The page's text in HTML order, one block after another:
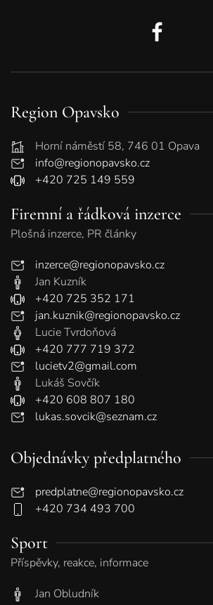
Region Opavsko
Horní náměstí 58, 746 01 Opava
info@regionopavsko.cz
+420 725 149 559
Firemní a řádková inzerce
Plošná inzerce, PR články
inzerce@regionopavsko.cz
Jan Kuzník
+420 725 352 171
jan.kuznik@regionopavsko.cz
Lucie Tvrdoňová
+420 777 719 372
lucietv2@gmail.com
Lukáš Sovčík
+420 608 807 180
lukas.sovcik@seznam.cz
Objednávky předplatného
predplatne@regionopavsko.cz
+420 734 493 700
Sport
Příspěvky, reakce, informace
Jan Obludník